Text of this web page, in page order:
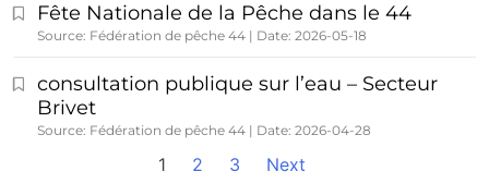
Fête Nationale de la Pêche dans le 44
Source: Fédération de pêche 44 Date: 2026-05-18
consultation publique sur l’eau – Secteur
Brivet
Source: Fédération de pêche 44 Date: 2026-04-28
1 2 3 Next